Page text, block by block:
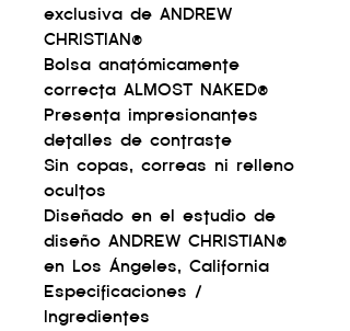
exclusiva de ANDREW
CHRISTIAN®
Bolsa anatómicamente
correcta ALMOST NAKED®
Presenta impresionantes
detalles de contraste
Sin copas, correas ni relleno
ocultos
Diseñado en el estudio de
diseño ANDREW CHRISTIAN®
en Los Ángeles, California
Especificaciones /
Ingredientes